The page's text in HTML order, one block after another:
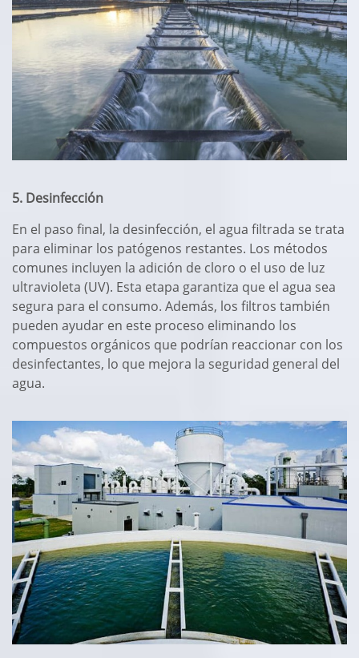
5. Desinfección
En el paso final, la desinfección, el agua filtrada se trata
para eliminar los patógenos restantes. Los métodos
comunes incluyen la adición de cloro o el uso de luz
ultravioleta (UV). Esta etapa garantiza que el agua sea
segura para el consumo. Además, los filtros también
pueden ayudar en este proceso eliminando los
compuestos orgánicos que podrían reaccionar con los
desinfectantes, lo que mejora la seguridad general del
agua.